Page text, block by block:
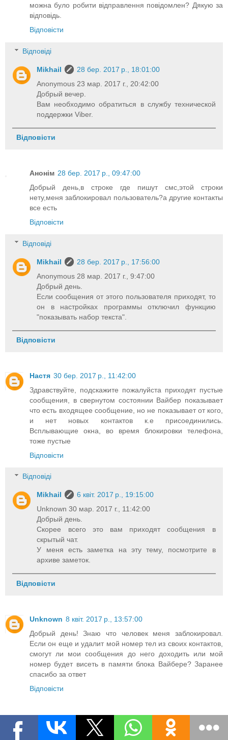
можна було робити відправлення повідомлен? Дякую за
відповідь.
Відповісти
Відповіді
Mikhail
28 бер. 2017 р., 18:01:00
Anonymous 23 мар. 2017 г., 20:42:00
Добрый вечер.
Вам необходимо обратиться в службу технической
поддержки Viber.
Відповісти
Анонім 28 бер. 2017 р., 09:47:00
Добрый день,в строке где пишут смс,этой строки
нету,меня заблокировал пользователь?а другие контакты
все есть
Відповісти
Відповіді
Mikhail
28 бер. 2017 р., 17:56:00
Anonymous 28 мар. 2017 г., 9:47:00
Добрый день.
Если сообщения от этого пользователя приходят, то
он в настройках программы отключил функцию
"показывать набор текста".
Відповісти
Настя 30 бер. 2017 р., 11:42:00
Здравствуйте, подскажите пожалуйста приходят пустые
сообщения, в свернутом состоянии Вайбер показывает
что есть входящее сообщение, но не показывает от кого,
и нет новых контактов к.е присоединились.
Всплывающие окна, во время блокировки телефона,
тоже пустые
Відповісти
Відповіді
Mikhail
6 квіт. 2017 р., 19:15:00
Unknown 30 мар. 2017 г., 11:42:00
Добрый день.
Скорее всего это вам приходят сообщения в
скрытый чат.
У меня есть заметка на эту тему, посмотрите в
архиве заметок.
Відповісти
Unknown 8 квіт. 2017 р., 13:57:00
Добрый день! Знаю что человек меня заблокировал.
Если он еще и удалит мой номер тел из своих контактов,
смогут ли мои сообщения до него доходить или мой
номер будет висеть в памяти блока Вайбере? Заранее
спасибо за ответ
Відповісти
Unknown
8 квіт. 2017 р., 15:28:00
И еще такой вопрос, может вы сталкивались. Если я